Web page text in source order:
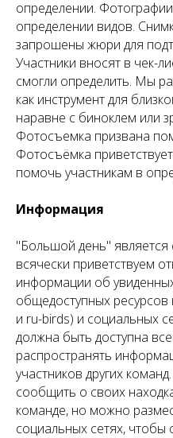
определении.
определении видов.
запрошены жюри для
Участники вносят в чек-
смогли определить. Мы
как инструмент для
наравне с биноклем или
Фотосъемка призвана
Фотосъёмка
помочь участникам в
Информация
"Большой день"
всячески приветствуем
информации об
общедоступных ресурсов
и ru-birds) и социальных
должна быть доступна
распространять
участников других
сообщить о своих
команде, но можно
социальных сетях, чтобы